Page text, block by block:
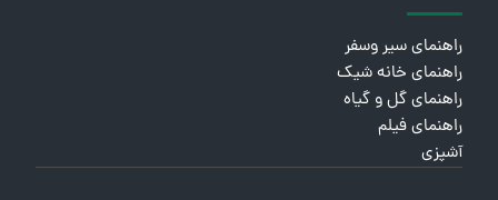
راهنمای سیر وسفر
راهنمای خانه شیک
راهنمای گل و گیاه
راهنمای فیلم
آشپزی